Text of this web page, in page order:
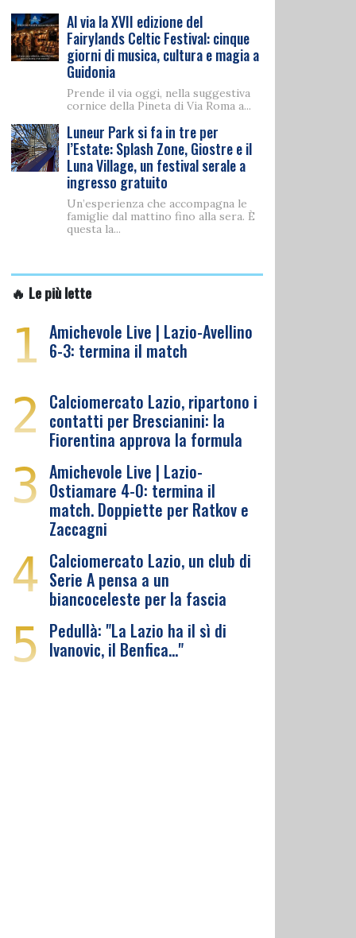
Al via la XVII edizione del
Fairylands Celtic Festival: cinque
giorni di musica, cultura e magia a
Guidonia
Prende il via oggi, nella suggestiva
cornice della Pineta di Via Roma a...
Luneur Park si fa in tre per
l’Estate: Splash Zone, Giostre e il
Luna Village, un festival serale a
ingresso gratuito
Un’esperienza che accompagna le
famiglie dal mattino fino alla sera. È
questa la...
🔥 Le più lette
1 Amichevole Live | Lazio-Avellino
6-3: termina il match
2 Calciomercato Lazio, ripartono i
contatti per Brescianini: la
Fiorentina approva la formula
3 Amichevole Live | Lazio-
Ostiamare 4-0: termina il
match. Doppiette per Ratkov e
Zaccagni
4 Calciomercato Lazio, un club di
Serie A pensa a un
biancoceleste per la fascia
5 Pedullà: "La Lazio ha il sì di
Ivanovic, il Benfica…"